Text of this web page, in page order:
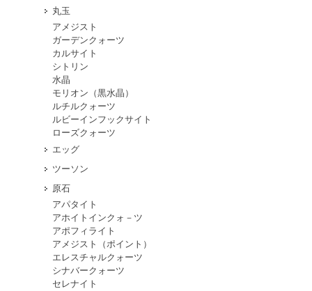
丸玉
アメジスト
ガーデンクォーツ
カルサイト
シトリン
水晶
モリオン（黒水晶）
ルチルクォーツ
ルビーインフックサイト
ローズクォーツ
エッグ
ツーソン
原石
アパタイト
アホイトインクォ－ツ
アポフィライト
アメジスト（ポイント）
エレスチャルクォーツ
シナバークォーツ
セレナイト